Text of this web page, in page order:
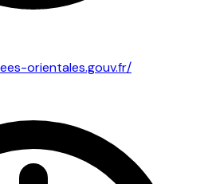
orientales.gouv.fr/